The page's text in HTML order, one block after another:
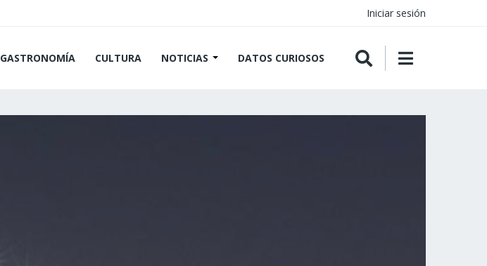
Iniciar sesión
GASTRONOMÍA CULTURA NOTICIAS DATOS CURIOSOS